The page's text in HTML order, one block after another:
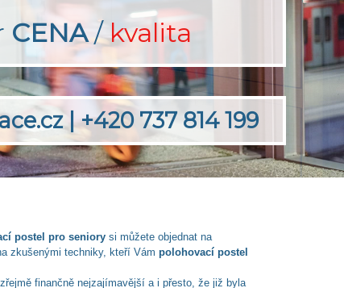
CENA/kvalita
| +420 737 814 199
postel pro seniory si můžete objednat na
zkušenými techniky, kteří Vám polohovací postel
finančně nejzajímavější a i přesto, že již byla